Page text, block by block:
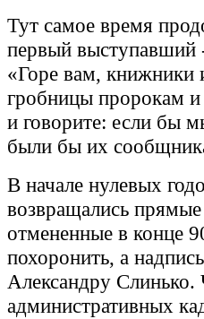
Тут самое время
первый
«Горе вам, книжники
гробницы пророкам и
и говорите: если бы
были бы их
В начале нулевых
возвращались
отмененные в конце
похоронить, а
Александру Слинько.
административных